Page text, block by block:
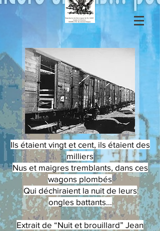
Ils étaient vingt et cent, ils étaient des
milliers
Nus et maigres tremblants, dans ces
wagons plombés
Qui déchiraient la nuit de leurs
ongles battants…
Extrait de “Nuit et brouillard” Jean